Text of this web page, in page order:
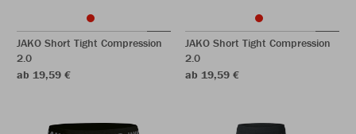
JAKO Short Tight Compression
2.0
ab 19,59 €
JAKO Short Tight Compression
2.0
ab 19,59 €